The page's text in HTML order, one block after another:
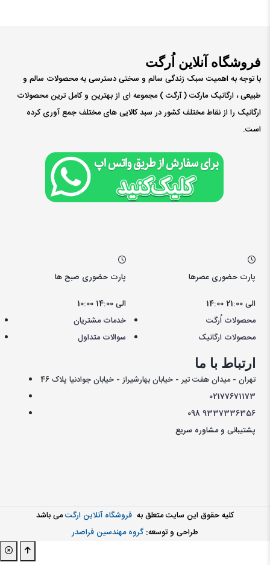
فروشگاه آنلاین اُرگت
با توجه به اهمیت سبک زندگی سالم و سختی دسترسی به محصولات سالم و
طبیعی ، ارگانیک مارکت ( ٱرگت ) مجموعه ای از بهترین و کامل ترین محصولات
ارگانیک را از نقاط مختلف کشور در سبد کالایی های مختلف جمع آوری کرده
است.
پارت حضوری صبح ها
10:00 الی 14:00
پارت حضوری عصرها
14:00 الی 21:00
خدمات مشتریان
سوالات متداول
محصولات اُرگت
محصولات ارگانیک
ارتباط با ما
تهران - میدان هفت تیر - خیابان بهارشیراز - خیابان جوادنیا پلاک 46
02177671173
0989337336356
پشتیبانی و مشاوره سریع
کليه حقوق اين سايت متعلق به فروشگاه آنلاین ارگتمی باشد
طراحی و توسعه: گروه مهندسین فراصدر